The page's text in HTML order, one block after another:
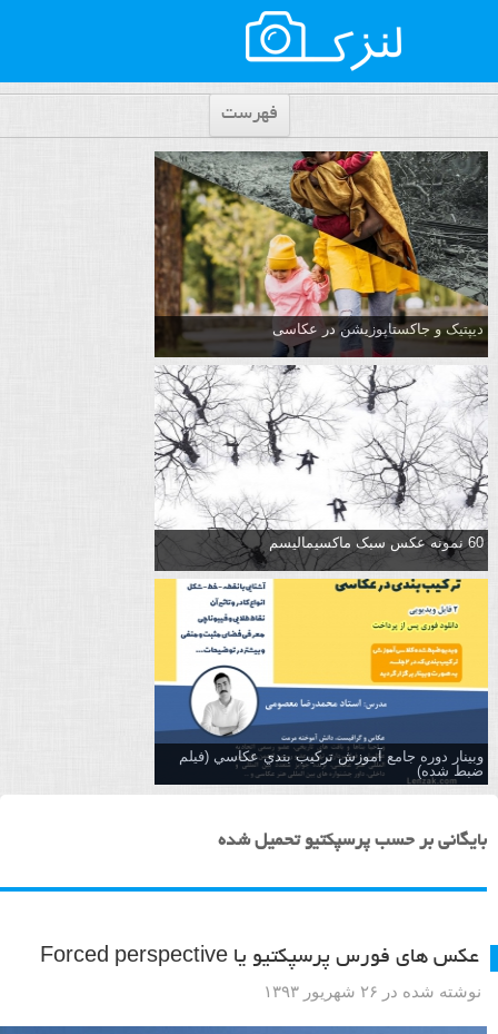
فهرست
دیپتیک و جاکستا‌پوزیشن در عکاسی
60 نمونه عکس سبک ماکسیمالیسم
وبینار دوره جامع آموزش تركيب بندي عكاسي (فیلم
ضبط شده)
بایگانی بر حسب پرسپکتیو تحمیل شده
عکس های فورس پرسپکتیو یا Forced perspective
نوشته شده در ۲۶ شهریور ۱۳۹۳